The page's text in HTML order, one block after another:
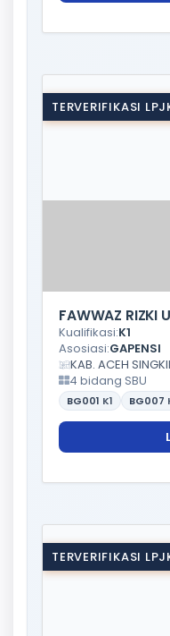
TERVERIFIKASI
FAWWAZ RIZKI
Kualifikasi:K1
Asosiasi:GAPENSI
KAB. ACEH
4 bidang SBU
BG001 K1 BG007
TERVERIFIKASI